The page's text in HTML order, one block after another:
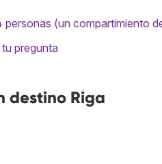
(un compartimiento
pregunta
destino Riga